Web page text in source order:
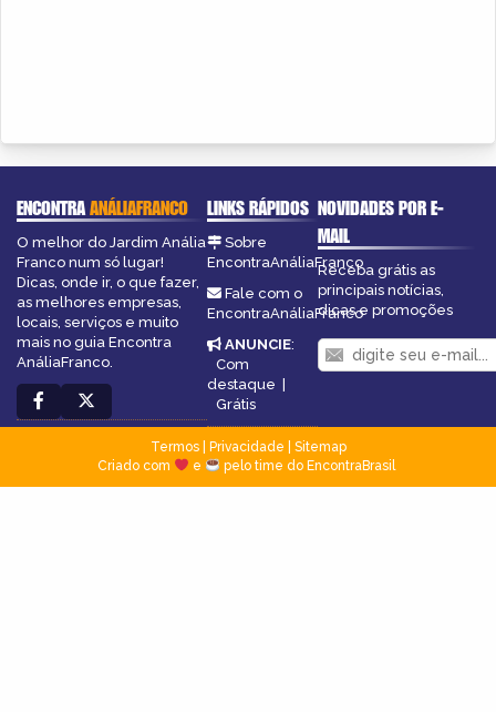
ENCONTRAANÁLIAFRANCO
O melhor do Jardim Anália
Franco num só lugar!
Dicas, onde ir, o que fazer,
as melhores empresas,
locais, serviços e muito
mais no guia Encontra
AnáliaFranco.
LINKS RÁPIDOS
Sobre
EncontraAnáliaFranco
Fale com o
EncontraAnáliaFranco
ANUNCIE:
Com
destaque |
Grátis
NOVIDADES POR E-
MAIL
Receba grátis as
principais notícias,
dicas e promoções
Termos| Privacidade
Sitemap
Criado com
e pelo time do EncontraBrasil